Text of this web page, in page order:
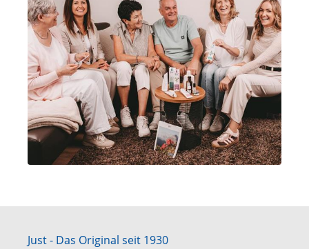
Just - Das Original seit 1930